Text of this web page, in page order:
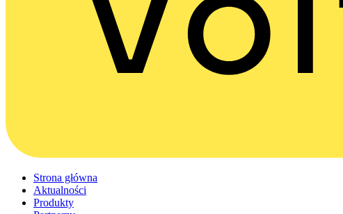
Strona główna
Aktualności
Produkty